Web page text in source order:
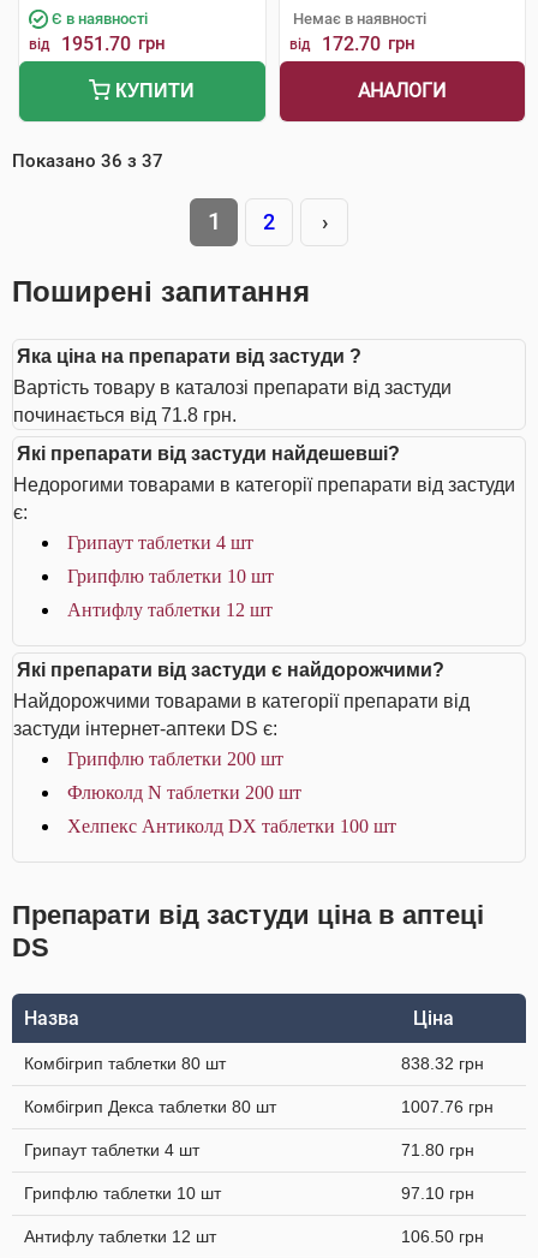
Є в наявності
від 1951.70 грн
КУПИТИ
Немає в наявності
від 172.70 грн
АНАЛОГИ
Показано 36 з 37
1 2 ›
Поширені запитання
Яка ціна на препарати від застуди ?
Вартість товару в каталозі препарати від застуди
починається від 71.8 грн.
Які препарати від застуди найдешевші?
Недорогими товарами в категорії препарати від застуди
є:
Грипаут таблетки 4 шт
Грипфлю таблетки 10 шт
Антифлу таблетки 12 шт
Які препарати від застуди є найдорожчими?
Найдорожчими товарами в категорії препарати від
застуди інтернет-аптеки DS є:
Грипфлю таблетки 200 шт
Флюколд N таблетки 200 шт
Хелпекс Антиколд DX таблетки 100 шт
Препарати від застуди ціна в аптеці
DS
Назва Ціна
Комбігрип таблетки 80 шт 838.32 грн
Комбігрип Декса таблетки 80 шт 1007.76 грн
Грипаут таблетки 4 шт 71.80 грн
Грипфлю таблетки 10 шт 97.10 грн
Антифлу таблетки 12 шт 106.50 грн